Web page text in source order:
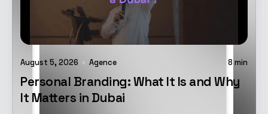
August 5, 2026 Agence 8 min
Personal Branding: What It Is and Why
It Matters in Dubai